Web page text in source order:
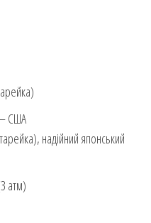
– США
надійний японський
атм)